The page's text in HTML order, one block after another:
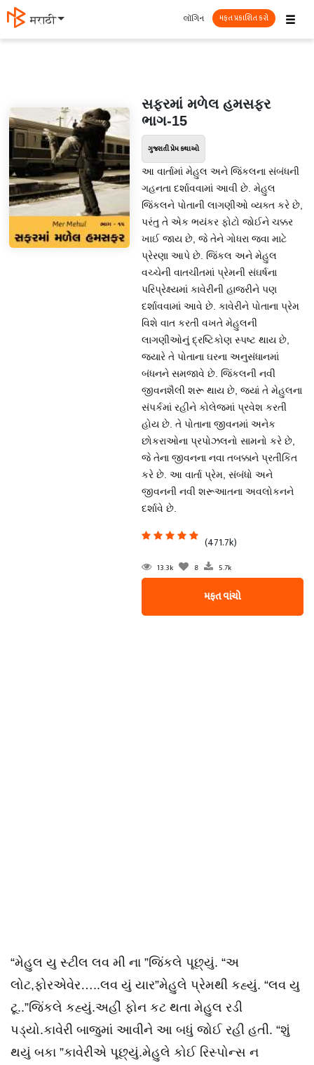
मराठी ☰
લૉગિન મફત પ્રકાશિત કરો
સફરમાં મળેલ હમસફર
ભાગ-15
ગુજરાતી પ્રેમ કથાઓ
આ વાર્તામાં મેહુલ અને જિંકલના સંબંધની
ગહનતા દર્શાવવામાં આવી છે. મેહુલ
જિંકલને પોતાની લાગણીઓ વ્યક્ત કરે છે,
પરંતુ તે એક ભયંકર ફોટો જોઈને ચક્કર
ખાઈ જાય છે, જે તેને ગોધરા જવા માટે
પ્રેરણા આપે છે. જિંકલ અને મેહુલ
વચ્ચેની વાતચીતમાં પ્રેમની સંઘર્ષના
પરિપ્રેક્ષ્યમાં કાવેરીની હાજરીને પણ
દર્શાવવામાં આવે છે. કાવેરીને પોતાના પ્રેમ
વિશે વાત કરતી વખતે મેહુલની
લાગણીઓનું દ્રષ્ટિકોણ સ્પષ્ટ થાય છે,
જયારે તે પોતાના ઘરના અનુસંધાનમાં
બંધનને સમજાવે છે. જિંકલની નવી
જીવનશૈલી શરૂ થાય છે, જ્યાં તે મેહુલના
સંપર્કમાં રહીને કોલેજમાં પ્રવેશ કરતી
હોય છે. તે પોતાના જીવનમાં અનેક
છોકરાઓના પ્રપોઝલનો સામનો કરે છે,
જે તેના જીવનના નવા તબક્કાને પ્રતીકિત
કરે છે. આ વાર્તા પ્રેમ, સંબંધો અને
જીવનની નવી શરૂઆતના અવલોકનને
દર્શાવે છે.
(471.7k)
13.3k 8 5.7k
મફત વાંચો
“મેહુલ યુ સ્ટીલ લવ મી ના ”જિંકલે પૂછ્યું. “અ
લોટ,ફોરએવેર…..લવ યું યાર”મેહુલે પ્રેમથી કહ્યું. “લવ યુ
ટૂ..”જિંકલે કહ્યું.અહીં ફોન કટ થતા મેહુલ રડી
પડ્યો.કાવેરી બાજુમાં આવીને આ બધું જોઈ રહી હતી. “શું
થયું બકા ”કાવેરીએ પૂછ્યું.મેહુલે કોઈ રિસ્પોન્સ ન